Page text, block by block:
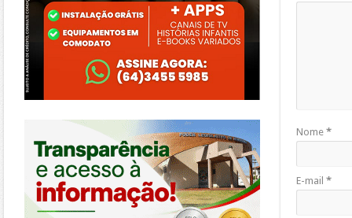
Nome *
E-mail *
https://morrinhos.go.leg.br/